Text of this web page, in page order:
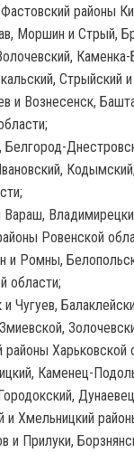
районы
Моршин и Стрый,
Стрыйский
и Вознесенск,
Белгород-
Вараш,
Ровенской
и Ромны,
области;
Чугуев,
Харьковской
Каменец-
и Хмельницкий
и Прилуки,